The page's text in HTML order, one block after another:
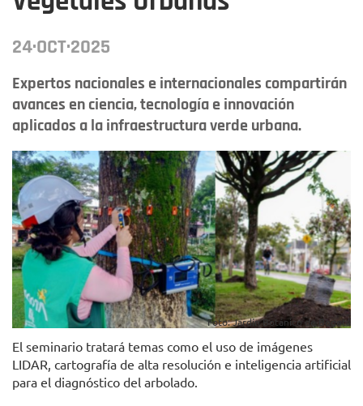
24·OCT·2025
Expertos nacionales e internacionales compartirán
avances en ciencia, tecnología e innovación
aplicados a la infraestructura verde urbana.
Foto: Jardín Botánico de Bogotá
El seminario tratará temas como el uso de imágenes
LIDAR, cartografía de alta resolución e inteligencia artificial
para el diagnóstico del arbolado.